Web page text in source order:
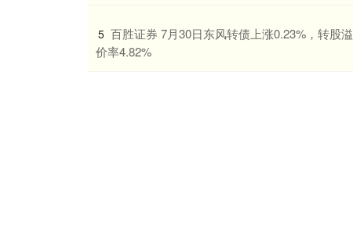
5 ​百胜证券 7月30日东风转债上涨0.23%，转股溢
价率4.82%